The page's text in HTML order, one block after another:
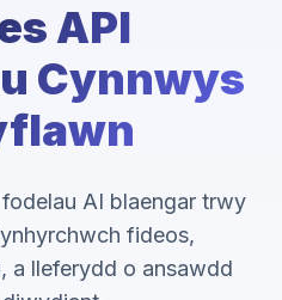
API
Cynnwys
AI blaengar trwy
fideos,
a lleferydd o ansawdd